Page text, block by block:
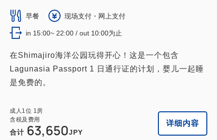
早餐 现场支付・网上支付
in 15:00~ 22:00 / out 10:00为止
在Shimajiro海洋公园玩得开心！这是一个包含
Lagunasia Passport 1 日通行证的计划，婴儿一起睡
是免费的。
成人 1位 1房
含税及费用
合计 63,650JPY
详细内容